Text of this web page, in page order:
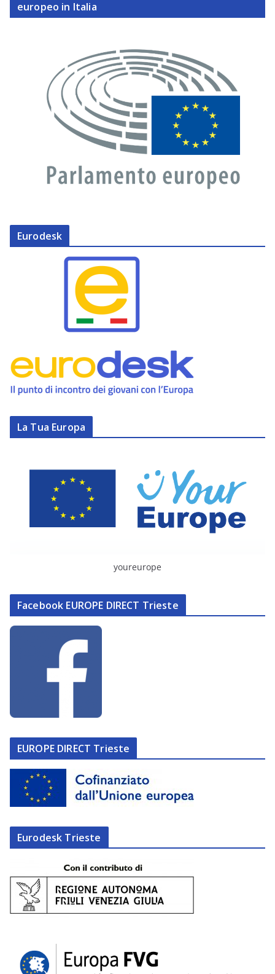
europeo in Italia
Eurodesk
La Tua Europa
youreurope
Facebook EUROPE DIRECT Trieste
EUROPE DIRECT Trieste
Eurodesk Trieste